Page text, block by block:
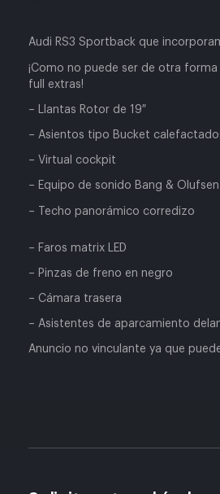
Audi RS3 Sportback que
¡Como no puede ser de otra
full extras!
– Llantas Rotor de 19″
– Asientos tipo Bucket
– Virtual cockpit
– Equipo de sonido Bang & Olufsen
– Techo panorámico corredizo
– Faros matrix LED
– Pinzas de freno en negro
– Cámara trasera
– Asistentes de aparcamiento
Anuncio no vinculante ya que